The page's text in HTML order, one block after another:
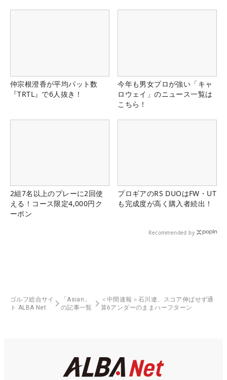
仲宗根澄香が平均パット数
『TRTL』で6人抜き！
今年も男女プロが強い「キャ
ロウェイ」のニュース一覧は
こちら！
2組7名以上のプレーに2回使
える！コース限定4,000円ク
ーポン
プロギアのRS DUOはFW・UT
も完成度が高く購入者続出！
Recommended by
ゴルフ総合サイ
ト ALBA Net
「Asian」
の記事一覧
＜中間速報＞石川遼、スコア伸ばせず通
算6アンダーのままハーフターン